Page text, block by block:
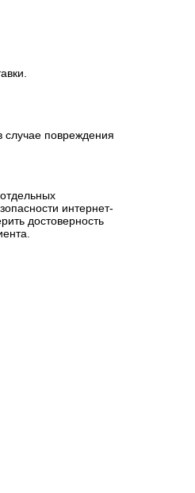
случае повреждения
интернет-
достоверность